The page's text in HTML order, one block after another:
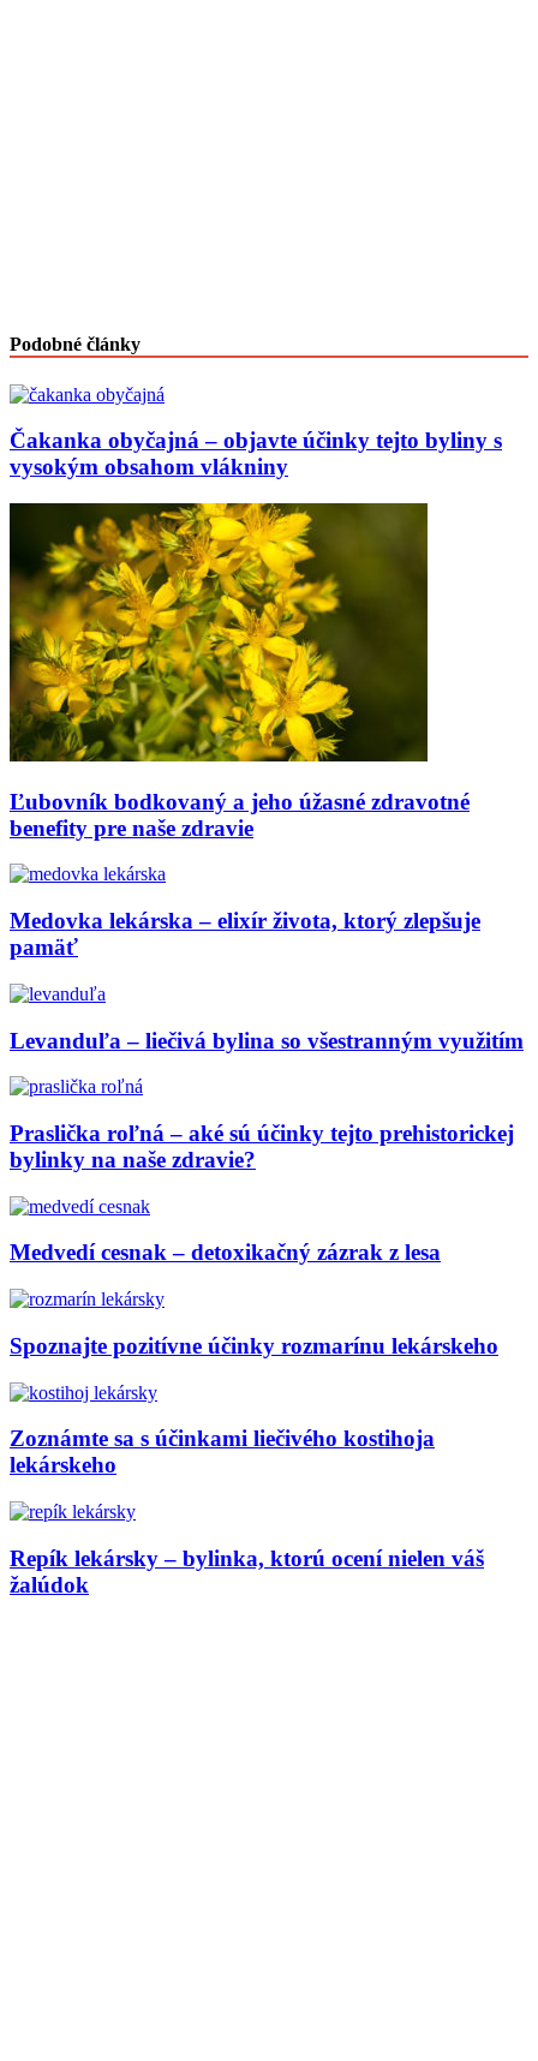
Podobné články
Čakanka obyčajná – objavte účinky tejto byliny s
vysokým obsahom vlákniny
Ľubovník bodkovaný a jeho úžasné zdravotné
benefity pre naše zdravie
Medovka lekárska – elixír života, ktorý zlepšuje
pamäť
Levanduľa – liečivá bylina so všestranným využitím
Praslička roľná – aké sú účinky tejto prehistorickej
bylinky na naše zdravie?
Medvedí cesnak – detoxikačný zázrak z lesa
Spoznajte pozitívne účinky rozmarínu lekárskeho
Zoznámte sa s účinkami liečivého kostihoja
lekárskeho
Repík lekársky – bylinka, ktorú ocení nielen váš
žalúdok